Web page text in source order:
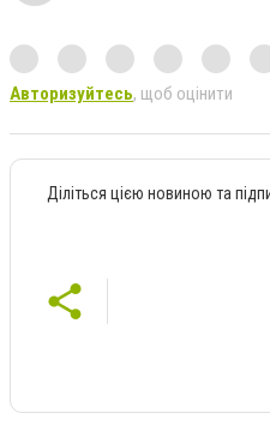
Авторизуйтесь, щоб оцінити
Діліться цією новиною та